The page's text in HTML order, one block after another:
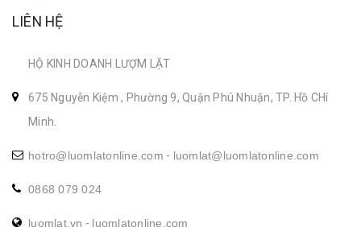
LIÊN HỆ
HỘ KINH DOANH LƯỢM LẶT
675 Nguyễn Kiệm , Phường 9, Quận Phú Nhuận, TP. Hồ CHí
Minh.
hotro@luomlatonline.com - luomlat@luomlatonline.com
0868 079 024
luomlat.vn - luomlatonline.com